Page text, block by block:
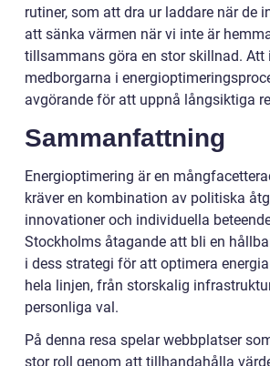
rutiner, som att dra ur laddare när de
att sänka värmen när vi inte är
tillsammans göra en stor skillnad. Att
medborgarna i
avgörande för att uppnå långsiktiga
Sammanfattning
Energioptimering är en
kräver en kombination av politiska
innovationer och individuella
Stockholms åtagande att bli en
i dess strategi för att optimera
hela linjen, från storskalig
personliga val.
På denna resa spelar webbplatser
stor roll genom att tillhandahålla